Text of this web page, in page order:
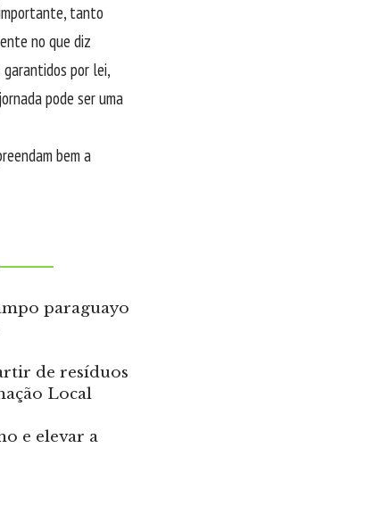
tanto
no que diz
por lei,
pode ser uma
bem a
paraguayo
de resíduos
Local
e elevar a